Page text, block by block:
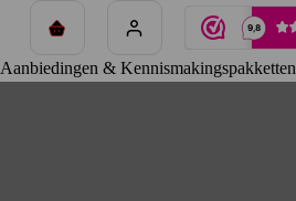
Winkelwagen
Aanbiedingen & Kennismakingspakketten